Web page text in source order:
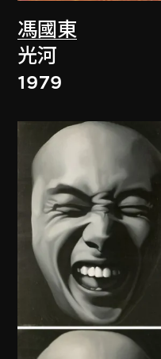
馮國東
光河
1979